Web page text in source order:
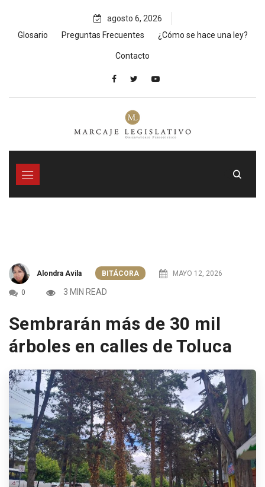
content
agosto 6, 2026
Glosario
Preguntas Frecuentes ¿Cómo se hace una ley?
Contacto
Alondra Avila BITÁCORA MAYO 12, 2026
0 3 MIN READ
Sembrarán más de 30 mil
árboles en calles de Toluca